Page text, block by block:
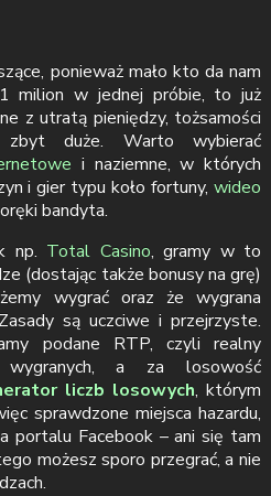
ponieważ mało kto da nam
milion w jednej próbie, to już
z utratą pieniędzy, tożsamości
duże. Warto wybierać
i naziemne, w których
i gier typu koło fortuny,wideo
bandyta.
np. Total Casino, gramy w to
(dostając także bonusy na grę)
wygrać oraz że wygrana
są uczciwe i przejrzyste.
podane RTP, czyli realny
wygranych, a za losowość
liczb losowych, którym
sprawdzone miejsca hazardu,
portalu Facebook – ani się tam
możesz sporo przegrać, a nie